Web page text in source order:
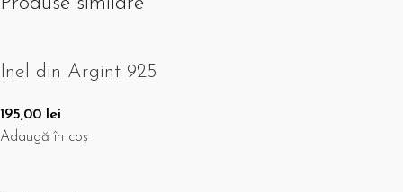
Inel din Argint 925
195,00 lei
Adaugă în coș